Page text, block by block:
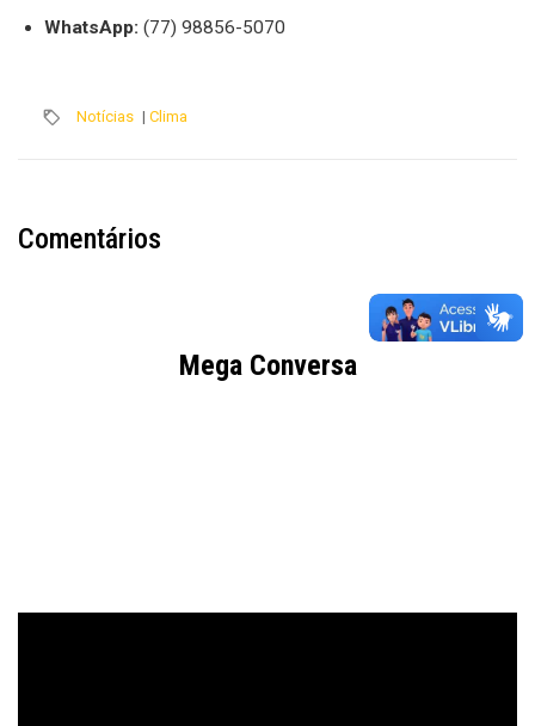
WhatsApp: (77) 98856-5070
Notícias | Clima
Comentários
Mega Conversa